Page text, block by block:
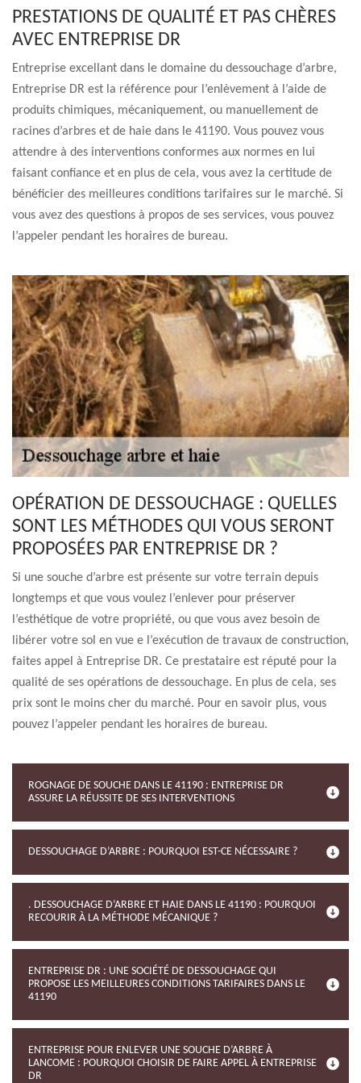
PRESTATIONS DE QUALITÉ ET PAS CHÈRES
AVEC ENTREPRISE DR
Entreprise excellant dans le domaine du dessouchage d’arbre,
Entreprise DR est la référence pour l’enlèvement à l’aide de
produits chimiques, mécaniquement, ou manuellement de
racines d’arbres et de haie dans le 41190. Vous pouvez vous
attendre à des interventions conformes aux normes en lui
faisant confiance et en plus de cela, vous avez la certitude de
bénéficier des meilleures conditions tarifaires sur le marché. Si
vous avez des questions à propos de ses services, vous pouvez
l’appeler pendant les horaires de bureau.
OPÉRATION DE DESSOUCHAGE : QUELLES
SONT LES MÉTHODES QUI VOUS SERONT
PROPOSÉES PAR ENTREPRISE DR ?
Si une souche d’arbre est présente sur votre terrain depuis
longtemps et que vous voulez l’enlever pour préserver
l’esthétique de votre propriété, ou que vous avez besoin de
libérer votre sol en vue e l’exécution de travaux de construction,
faites appel à Entreprise DR. Ce prestataire est réputé pour la
qualité de ses opérations de dessouchage. En plus de cela, ses
prix sont le moins cher du marché. Pour en savoir plus, vous
pouvez l’appeler pendant les horaires de bureau.
ROGNAGE DE SOUCHE DANS LE 41190 : ENTREPRISE DR
ASSURE LA RÉUSSITE DE SES INTERVENTIONS
DESSOUCHAGE D’ARBRE : POURQUOI EST-CE NÉCESSAIRE ?
. DESSOUCHAGE D’ARBRE ET HAIE DANS LE 41190 : POURQUOI
RECOURIR À LA MÉTHODE MÉCANIQUE ?
ENTREPRISE DR : UNE SOCIÉTÉ DE DESSOUCHAGE QUI
PROPOSE LES MEILLEURES CONDITIONS TARIFAIRES DANS LE
41190
ENTREPRISE POUR ENLEVER UNE SOUCHE D’ARBRE À
LANCOME : POURQUOI CHOISIR DE FAIRE APPEL À ENTREPRISE
DR